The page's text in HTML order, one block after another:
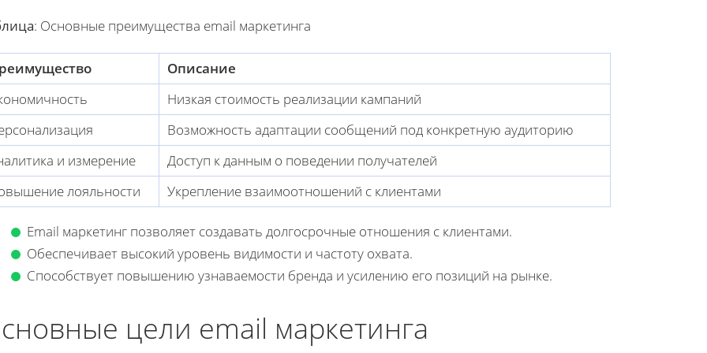
: Основные преимущества email маркетинга
Описание
Низкая стоимость реализации кампаний
Возможность адаптации сообщений под конкретную аудиторию
и измерение
Доступ к данным о поведении получателей
лояльности
Укрепление взаимоотношений с клиентами
Email маркетинг позволяет создавать долгосрочные отношения с клиентами.
Обеспечивает высокий уровень видимости и частоту охвата.
Способствует повышению узнаваемости бренда и усилению его позиций на рынке.
цели email маркетинга